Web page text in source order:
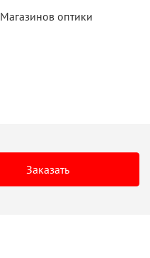
Магазинов оптики
Заказать